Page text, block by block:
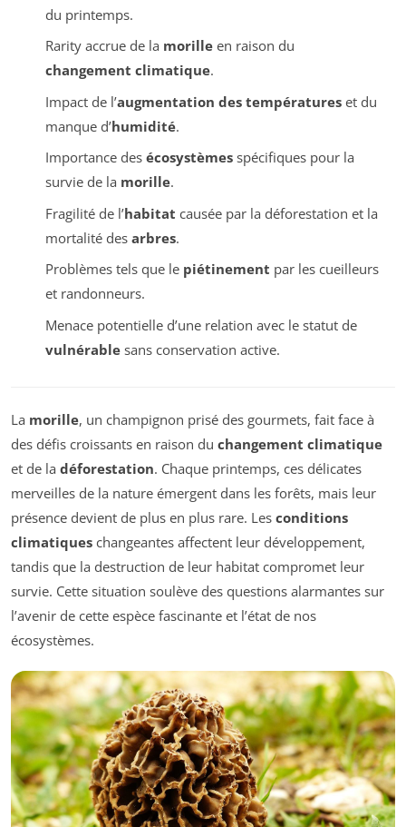
du printemps.
Rarity accrue de la morilleen raison du
changement climatique.
Impact de l’augmentation des températureset du
manque d’humidité.
Importance des écosystèmesspécifiques pour la
survie de la morille.
Fragilité de l’habitat causée par la déforestation et la
mortalité des arbres.
Problèmes tels que le piétinement par les cueilleurs
et randonneurs.
Menace potentielle d’une relation avec le statut de
vulnérablesans conservation active.
La morille, un champignon prisé des gourmets, fait face à
des défis croissants en raison du changement climatique
et de la déforestation. Chaque printemps, ces délicates
merveilles de la nature émergent dans les forêts, mais leur
présence devient de plus en plus rare. Les conditions
climatiques changeantes affectent leur développement,
tandis que la destruction de leur habitat compromet leur
survie. Cette situation soulève des questions alarmantes sur
l’avenir de cette espèce fascinante et l’état de nos
écosystèmes.